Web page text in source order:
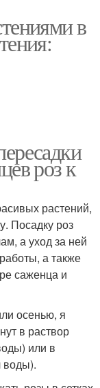
в
роз к
растений,
Посадку роз
а уход за ней
а также
саженца и
осенью, я
в раствор
или в
воды).